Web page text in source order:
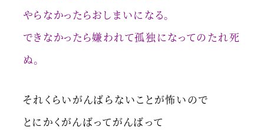
やらなかったらおしまいになる。
できなかったら嫌われて孤独になってのたれ死
ぬ。
それくらいがんばらないことが怖いので
とにかくがんばってがんばって